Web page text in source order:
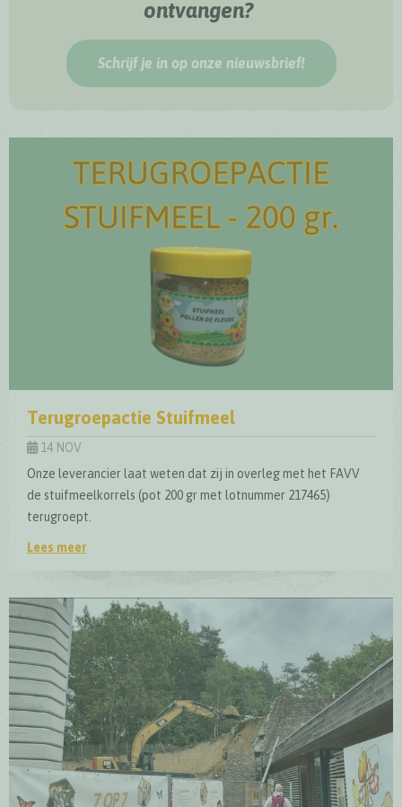
ontvangen?
Schrijf je in op onze nieuwsbrief!
Terugroepactie Stuifmeel
14 NOV
Onze leverancier laat weten dat zij in overleg met het FAVV
de stuifmeelkorrels (pot 200 gr met lotnummer 217465)
terugroept.
Lees meer